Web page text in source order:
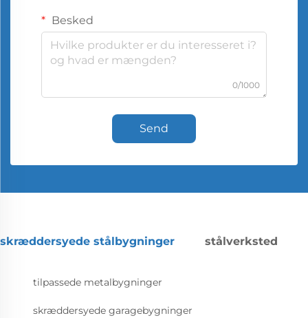
Besked
0/1000
Send
skræddersyede stålbygninger stålverksted
tilpassede metalbygninger
skræddersyede garagebygninger